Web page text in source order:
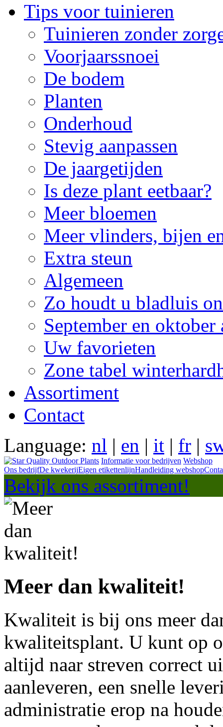
Tips voor tuinieren
Tuinieren zonder
Voorjaarssnoei
De bodem
Planten
Onderhoud
Stevig aanpassen
De jaargetijden
Is deze plant eetbaar?
Meer bloemen
Meer vlinders, bijen
Extra steun
Algemeen
Zo houdt u bladluis
September en
Uw favorieten
Zone tabel
Assortiment
Contact
Language: nl | en | it | fr |
Informatie voor bedrijven Webshop
Ons bedrijfDe kwekerijEigen etikettenlijnHandleiding webshop
Bekijk ons assortiment!
Meer dan kwaliteit!
Kwaliteit is bij ons meer
kwaliteitsplant. U kunt op
altijd naar streven correct
aanleveren, een snelle
administratie erop na